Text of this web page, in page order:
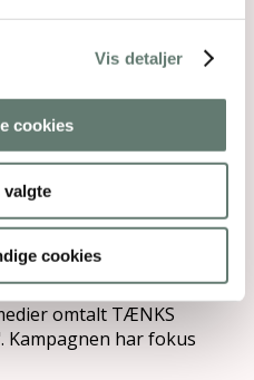
Vis detaljer
cookies
valgte
cookies
magasinet "Vores
– sådan!
omtalt TÆNKS
Kampagnen har fokus